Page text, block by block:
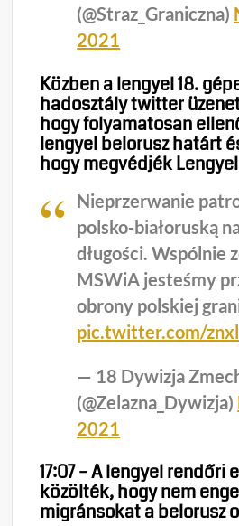
(@Straz_Graniczna)
2021
Közben a lengyel 18.
hadosztály twitter
hogy folyamatosan
lengyel belorusz határt
hogy megvédjék
Nieprzerwanie
polsko-białoruską
długości. Wspólnie
MSWiA jesteśmy
obrony polskiej
pic.twitter.com/
— 18 Dywizja
(@Zelazna_Dywizja)
2021
17:07 – A lengyel rendőri
közölték, hogy nem
migránsokat a belorusz